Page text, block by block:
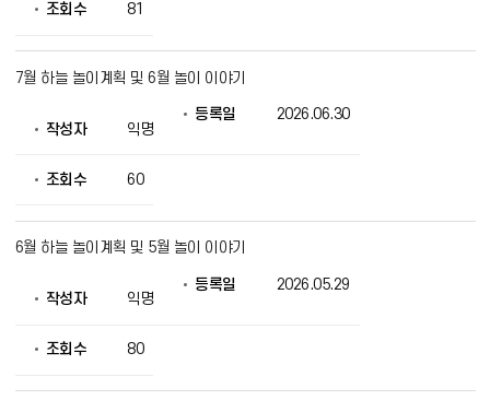
내
목
록
작
성
조회수 81
7월 하늘 놀이계획 및 6월 놀이 이야기
작성자 익명
등록일 2026.06.30
조회수 60
6월 하늘 놀이계획 및 5월 놀이 이야기
작성자 익명
등록일 2026.05.29
조회수 80